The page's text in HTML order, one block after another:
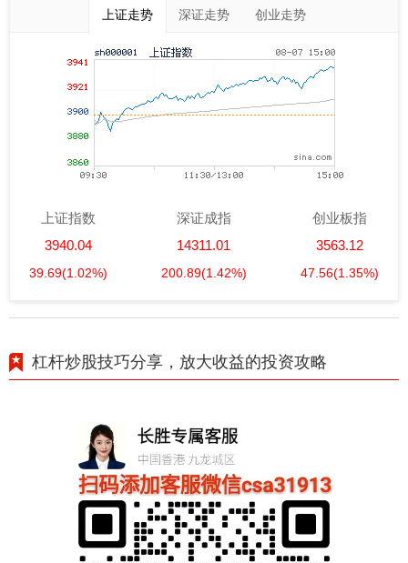
上证走势 深证走势 创业走势
上证指数
3940.04
39.69(1.02%)
深证成指
14311.01
200.89(1.42%)
创业板指
3563.12
47.56(1.35%)
杠杆炒股技巧分享，放大收益的投资攻略